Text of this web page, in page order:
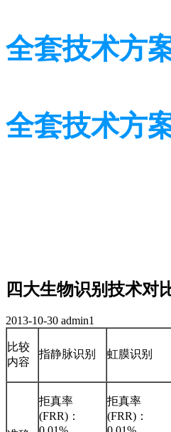
全套技术方
全套技术方
四大生物识别技术对
2013-10-30 admin1
比较
内容
指静脉识别 虹膜识别
拒真率
(FRR)：
拒真率
(FRR)：